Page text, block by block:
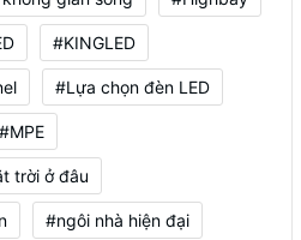
#KINGLED
#Lựa chọn đèn LED
#MPE
trời ở đâu
#ngôi nhà hiện đại